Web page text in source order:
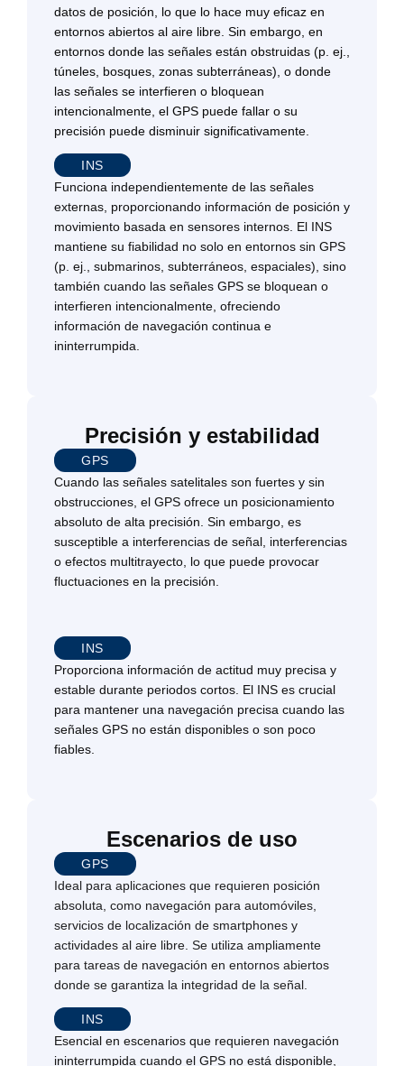
datos de posición, lo que lo hace muy eficaz en
entornos abiertos al aire libre. Sin embargo, en
entornos donde las señales están obstruidas (p. ej.,
túneles, bosques, zonas subterráneas), o donde
las señales se interfieren o bloquean
intencionalmente, el GPS puede fallar o su
precisión puede disminuir significativamente.
INS
Funciona independientemente de las señales
externas, proporcionando información de posición y
movimiento basada en sensores internos. El INS
mantiene su fiabilidad no solo en entornos sin GPS
(p. ej., submarinos, subterráneos, espaciales), sino
también cuando las señales GPS se bloquean o
interfieren intencionalmente, ofreciendo
información de navegación continua e
ininterrumpida.
Precisión y estabilidad
GPS
Cuando las señales satelitales son fuertes y sin
obstrucciones, el GPS ofrece un posicionamiento
absoluto de alta precisión. Sin embargo, es
susceptible a interferencias de señal, interferencias
o efectos multitrayecto, lo que puede provocar
fluctuaciones en la precisión.
INS
Proporciona información de actitud muy precisa y
estable durante periodos cortos. El INS es crucial
para mantener una navegación precisa cuando las
señales GPS no están disponibles o son poco
fiables.
Escenarios de uso
GPS
Ideal para aplicaciones que requieren posición
absoluta, como navegación para automóviles,
servicios de localización de smartphones y
actividades al aire libre. Se utiliza ampliamente
para tareas de navegación en entornos abiertos
donde se garantiza la integridad de la señal.
INS
Esencial en escenarios que requieren navegación
ininterrumpida cuando el GPS no está disponible,